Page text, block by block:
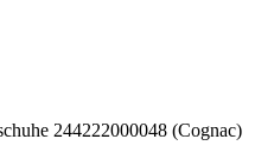
244222000048 (Cognac)